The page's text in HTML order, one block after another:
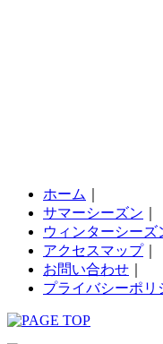
ホーム
サマーシーズン
ウィンターシーズ
アクセスマップ
お問い合わせ
プライバシーポリ